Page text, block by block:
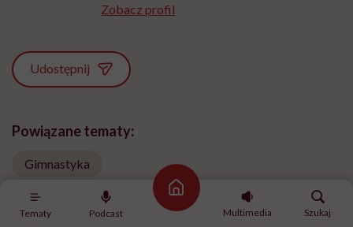
Tematy Podcast
Strona główna
Multimedia
Szukaj
Zobacz profil
Udostępnij
Powiązane tematy:
Gimnastyka
Zespół napięcia przedmiesiączkowego (PMS)